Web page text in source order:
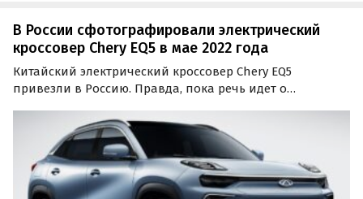
В России сфотографировали электрический
кроссовер Chery EQ5 в мае 2022 года
Китайский электрический кроссовер Chery EQ5
привезли в Россию. Правда, пока речь идет о
парковок Воронежа. Сфотографировать диковинную
для нас машину удалось блогеру Роману Яровому.